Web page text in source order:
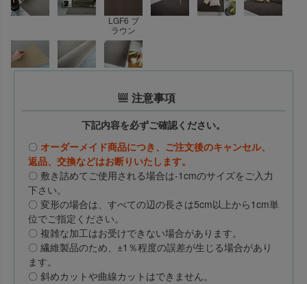
LGF6 ブ
ラウン
注意事項
下記内容を必ずご確認ください。
〇 オーダーメイド商品につき、ご注文後のキャンセル、
返品、交換などはお断りいたします。
〇 敷き詰めてご使用される場合は-1cmのサイズをご入力
下さい。
〇 変形の場合は、すべての辺の長さは5cm以上から1cm単
位でご指定ください。
〇 複雑な加工はお受けできない場合があります。
〇 繊維製品のため、±1％程度の誤差が生じる場合があり
ます。
〇 斜めカットや曲線カットはできません。